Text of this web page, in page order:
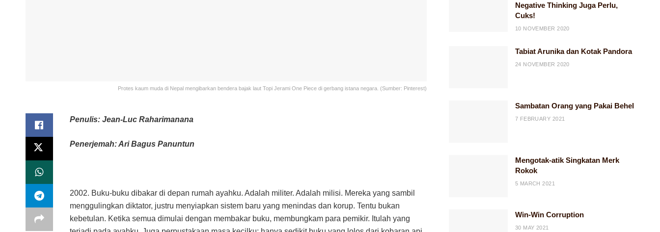
Protes kaum muda di Nepal mengibarkan bendera bajak laut Topi Jerami One Piece di gerbang istana negara. (Sumber: Pinterest)
Penulis: Jean-Luc Raharimanana
Penerjemah: Ari Bagus Panuntun
2002. Buku-buku dibakar di depan rumah ayahku. Adalah militer. Adalah milisi. Mereka yang sambil
menggulingkan diktator, justru menyiapkan sistem baru yang menindas dan korup. Tentu bukan
kebetulan. Ketika semua dimulai dengan membakar buku, membungkam para pemikir. Itulah yang
Negative Thinking Juga Perlu,
Cuks!
10 NOVEMBER 2020
Tabiat Arunika dan Kotak Pandora
24 NOVEMBER 2020
Sambatan Orang yang Pakai Behel
7 FEBRUARY 2021
Mengotak-atik Singkatan Merk
Rokok
5 MARCH 2021
Win-Win Corruption
30 MAY 2021